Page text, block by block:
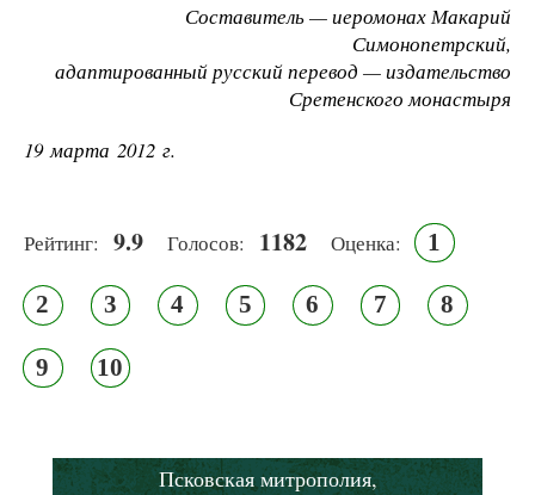
Составитель — иеромонах Макарий
Симонопетрский,
адаптированный русский перевод — издательство
Сретенского монастыря
19 марта 2012 г.
Рейтинг: 9.9 Голосов: 1182 Оценка: 1
2 3 4 5 6 7 8
9 10
Псковская митрополия,